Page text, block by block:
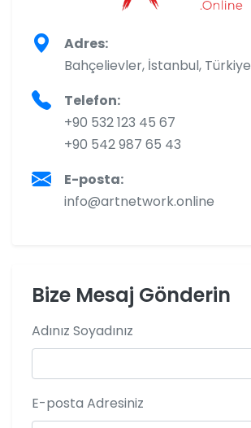
Adres:
Bahçelievler, İstanbul, Türkiye
Telefon:
+90 532 123 45 67
+90 542 987 65 43
E-posta:
info@artnetwork.online
Bize Mesaj Gönderin
Adınız Soyadınız
E-posta Adresiniz